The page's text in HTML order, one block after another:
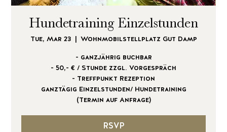
Hundetraining Einzelstunden
Tue, Mar 23
  |
Wohnmobilstellplatz Gut Damp
- ganzjährig buchbar
- 50,- € / Stunde zzgl. Vorgespräch
- Treffpunkt Rezeption
ganztägig Einzelstunden/ Hundetraining
(Termin auf Anfrage)
RSVP